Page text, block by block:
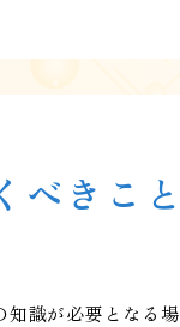
べきこと
知識が必要となる場